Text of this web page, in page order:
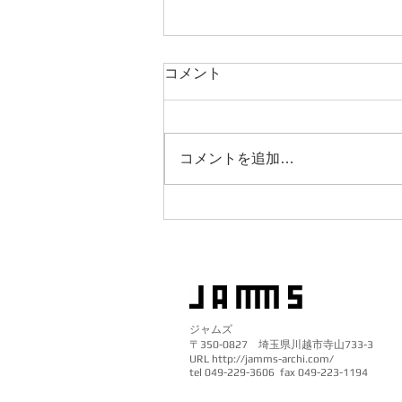
コメント
コメントを追加…
ジャムズ
〒350-0827 埼玉県川越市寺山733-3
URL http://jamms-archi.com/
tel 049-229-3606 fax 049-223-1194